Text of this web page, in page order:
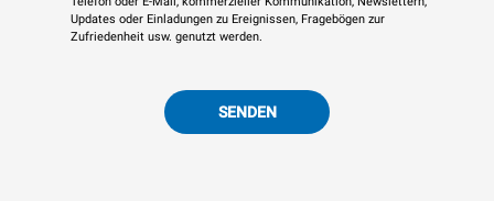
Updates oder Einladungen zu Ereignissen, Fragebögen zur
Zufriedenheit usw. genutzt werden.
SENDEN